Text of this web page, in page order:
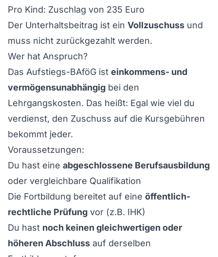
Pro Kind: Zuschlag von 235 Euro
Der Unterhaltsbeitrag ist ein Vollzuschuss und
muss nicht zurückgezahlt werden.
Wer hat Anspruch?
Das Aufstiegs-BAföG ist einkommens- und
vermögensunabhängig bei den
Lehrgangskosten. Das heißt: Egal wie viel du
verdienst, den Zuschuss auf die Kursgebühren
bekommt jeder.
Voraussetzungen:
Du hast eine abgeschlossene Berufsausbildung
oder vergleichbare Qualifikation
Die Fortbildung bereitet auf eine öffentlich-
rechtliche Prüfung vor (z.B. IHK)
Du hast noch keinen gleichwertigen oder
höheren Abschluss auf derselben